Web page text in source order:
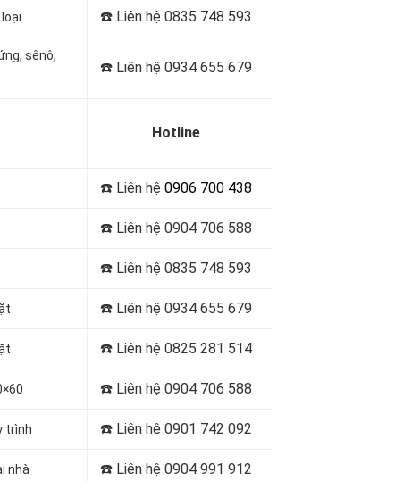
☎️ Liên hệ 0835 748 593
sênô,
☎️ Liên hệ 0934 655 679
Hotline
☎️ Liên hệ 0906 700 438
☎️ Liên hệ 0904 706 588
☎️ Liên hệ 0835 748 593
☎️ Liên hệ 0934 655 679
☎️ Liên hệ 0825 281 514
☎️ Liên hệ 0904 706 588
trình ☎️ Liên hệ 0901 742 092
nhà ☎️ Liên hệ 0904 991 912